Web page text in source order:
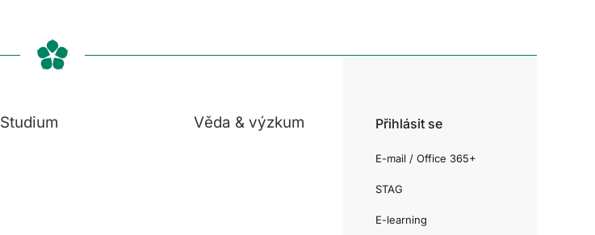
Studium Věda & výzkum Přihlásit se
E-mail / Office 365+
STAG
E-learning